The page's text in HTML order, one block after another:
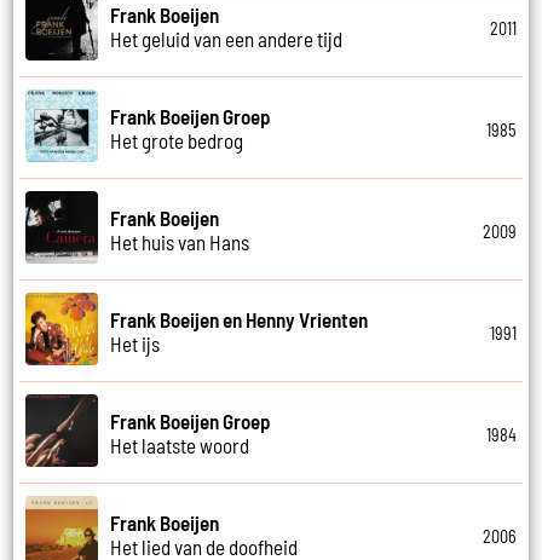
Frank Boeijen
Het geluid van een andere tijd
2011
Frank Boeijen Groep
Het grote bedrog
1985
Frank Boeijen
Het huis van Hans
2009
Frank Boeijen en Henny Vrienten
Het ijs
1991
Frank Boeijen Groep
Het laatste woord
1984
Frank Boeijen
Het lied van de doofheid
2006